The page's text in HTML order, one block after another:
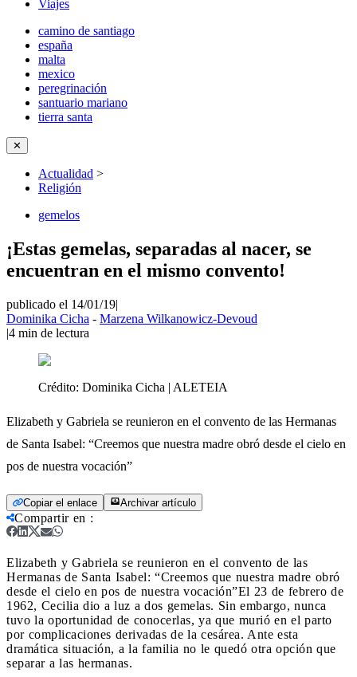
Viajes
camino de santiago
españa
malta
mexico
peregrinación
santuario mariano
tierra santa
✕
Actualidad >
Religión
gemelos
¡Estas gemelas, separadas al nacer, se
encuentran en el mismo convento!
publicado el 14/01/19|
Dominika Cicha - Marzena Wilkanowicz-Devoud
|4 min de lectura
Crédito: Dominika Cicha | ALETEIA
Elizabeth y Gabriela se reunieron en el convento de las Hermanas
de Santa Isabel: “Creemos que nuestra madre obró desde el cielo en
pos de nuestra vocación”
Copiar el enlace Archivar artículo
Compartir en :
Elizabeth y Gabriela se reunieron en el convento de las
Hermanas de Santa Isabel: “Creemos que nuestra madre obró
desde el cielo en pos de nuestra vocación”El 23 de febrero de
1962, Cecilia dio a luz a dos gemelas. Sin embargo, nunca
tuvo la oportunidad de conocerlas, ya que murió en el parto
por complicaciones derivadas de la cesárea. Ante esta
dramática situación, a la familia no le quedó otra opción que
separar a las hermanas.